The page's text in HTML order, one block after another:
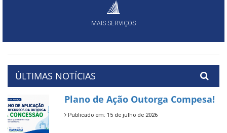
MAIS SERVIÇOS
ÚLTIMAS NOTÍCIAS
Plano de Ação Outorga Compesa!
Publicado em: 15 de julho de 2026